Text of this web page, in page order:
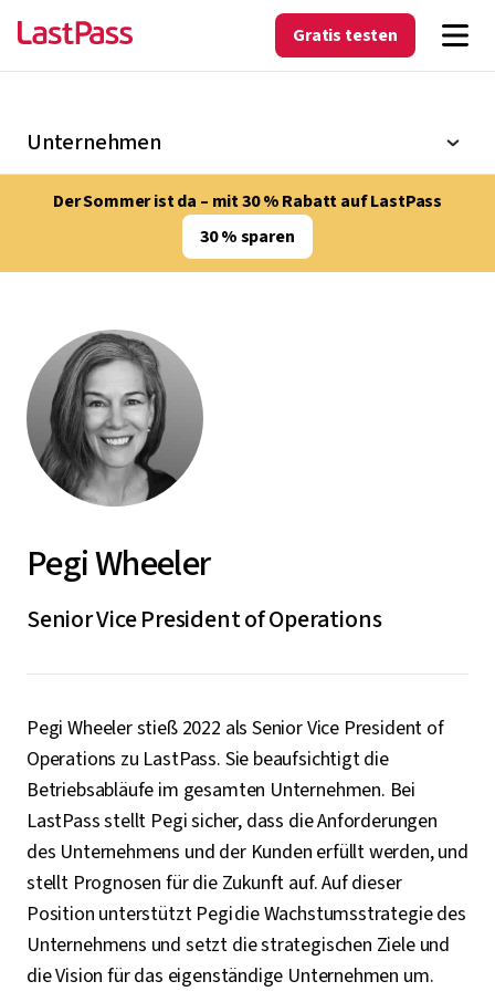
Gratis testen
Unternehmen
Der Sommer ist da – mit 30 % Rabatt auf LastPass
30 % sparen
Pegi Wheeler
Senior Vice President of Operations
Pegi Wheeler stieß 2022 als Senior Vice President of
Operations zu LastPass. Sie beaufsichtigt die
Betriebsabläufe im gesamten Unternehmen. Bei
LastPass stellt Pegi sicher, dass die Anforderungen
des Unternehmens und der Kunden erfüllt werden, und
stellt Prognosen für die Zukunft auf. Auf dieser
Position unterstützt Pegi die Wachstumsstrategie des
Unternehmens und setzt die strategischen Ziele und
die Vision für das eigenständige Unternehmen um.